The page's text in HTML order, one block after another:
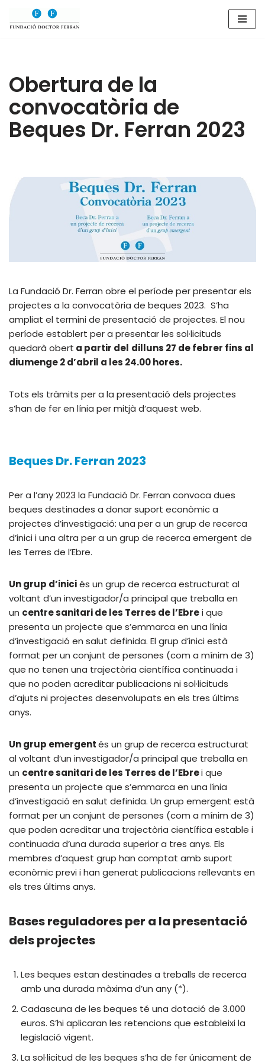
Saltar
Obertura de la
convocatòria de
Beques Dr. Ferran 2023
La Fundació Dr. Ferran obre el període per presentar els
projectes a la convocatòria de beques 2023. S’ha
ampliat el termini de presentació de projectes. El nou
període establert per a presentar les sol·licituds
quedarà obert a partir del dilluns 27 de febrer fins al
diumenge 2 d’abril a les 24.00 hores.
Tots els tràmits per a la presentació dels projectes
s’han de fer en línia per mitjà d’aquest web.
Beques Dr. Ferran 2023
Per a l’any 2023 la Fundació Dr. Ferran convoca dues
beques destinades a donar suport econòmic a
projectes d’investigació: una per a un grup de recerca
d’inici i una altra per a un grup de recerca emergent de
les Terres de l’Ebre.
Un grup d’iniciés un grup de recerca estructurat al
voltant d’un investigador/a principal que treballa en
un centre sanitari de les Terres de l’Ebrei que
presenta un projecte que s’emmarca en una línia
d’investigació en salut definida. El grup d’inici està
format per un conjunt de persones (com a mínim de 3)
que no tenen una trajectòria científica continuada i
que no poden acreditar publicacions ni sol·licituds
d’ajuts ni projectes desenvolupats en els tres últims
anys.
Un grup emergentés un grup de recerca estructurat
al voltant d’un investigador/a principal que treballa en
un centre sanitari de les Terres de l’Ebrei que
presenta un projecte que s’emmarca en una línia
d’investigació en salut definida. Un grup emergent està
format per un conjunt de persones (com a mínim de 3)
que poden acreditar una trajectòria científica estable i
continuada d’una durada superior a tres anys. Els
membres d’aquest grup han comptat amb suport
econòmic previ i han generat publicacions rellevants en
els tres últims anys.
Bases reguladores per a la presentació
dels projectes
Les beques estan destinades a treballs de recerca
amb una durada màxima d’un any (*).
Cadascuna de les beques té una dotació de 3.000
euros. S’hi aplicaran les retencions que estableixi la
legislació vigent.
La sol·licitud de les beques s’ha de fer únicament de